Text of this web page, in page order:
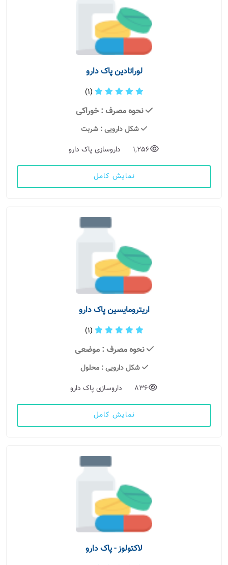
لوراتادین پاک دارو
(1)
نحوه مصرف : خوراکی
شکل دارویی: شربت
1,256
داروسازی پاک دارو
نمایش کامل
اریترومایسین پاک دارو
(1)
نحوه مصرف : موضعی
شکل دارویی: محلول
836
داروسازی پاک دارو
نمایش کامل
لاکتولوز - پاک دارو